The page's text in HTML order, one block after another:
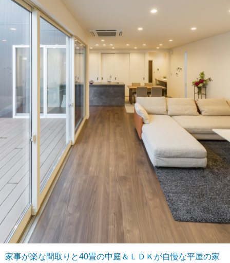
家事が楽な間取りと40畳の中庭＆ＬＤＫが自慢な平屋の家